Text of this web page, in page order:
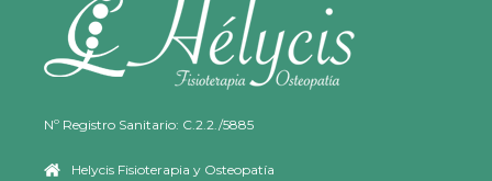
Nº Registro Sanitario: C.2.2./5885
Helycis Fisioterapia y Osteopatía